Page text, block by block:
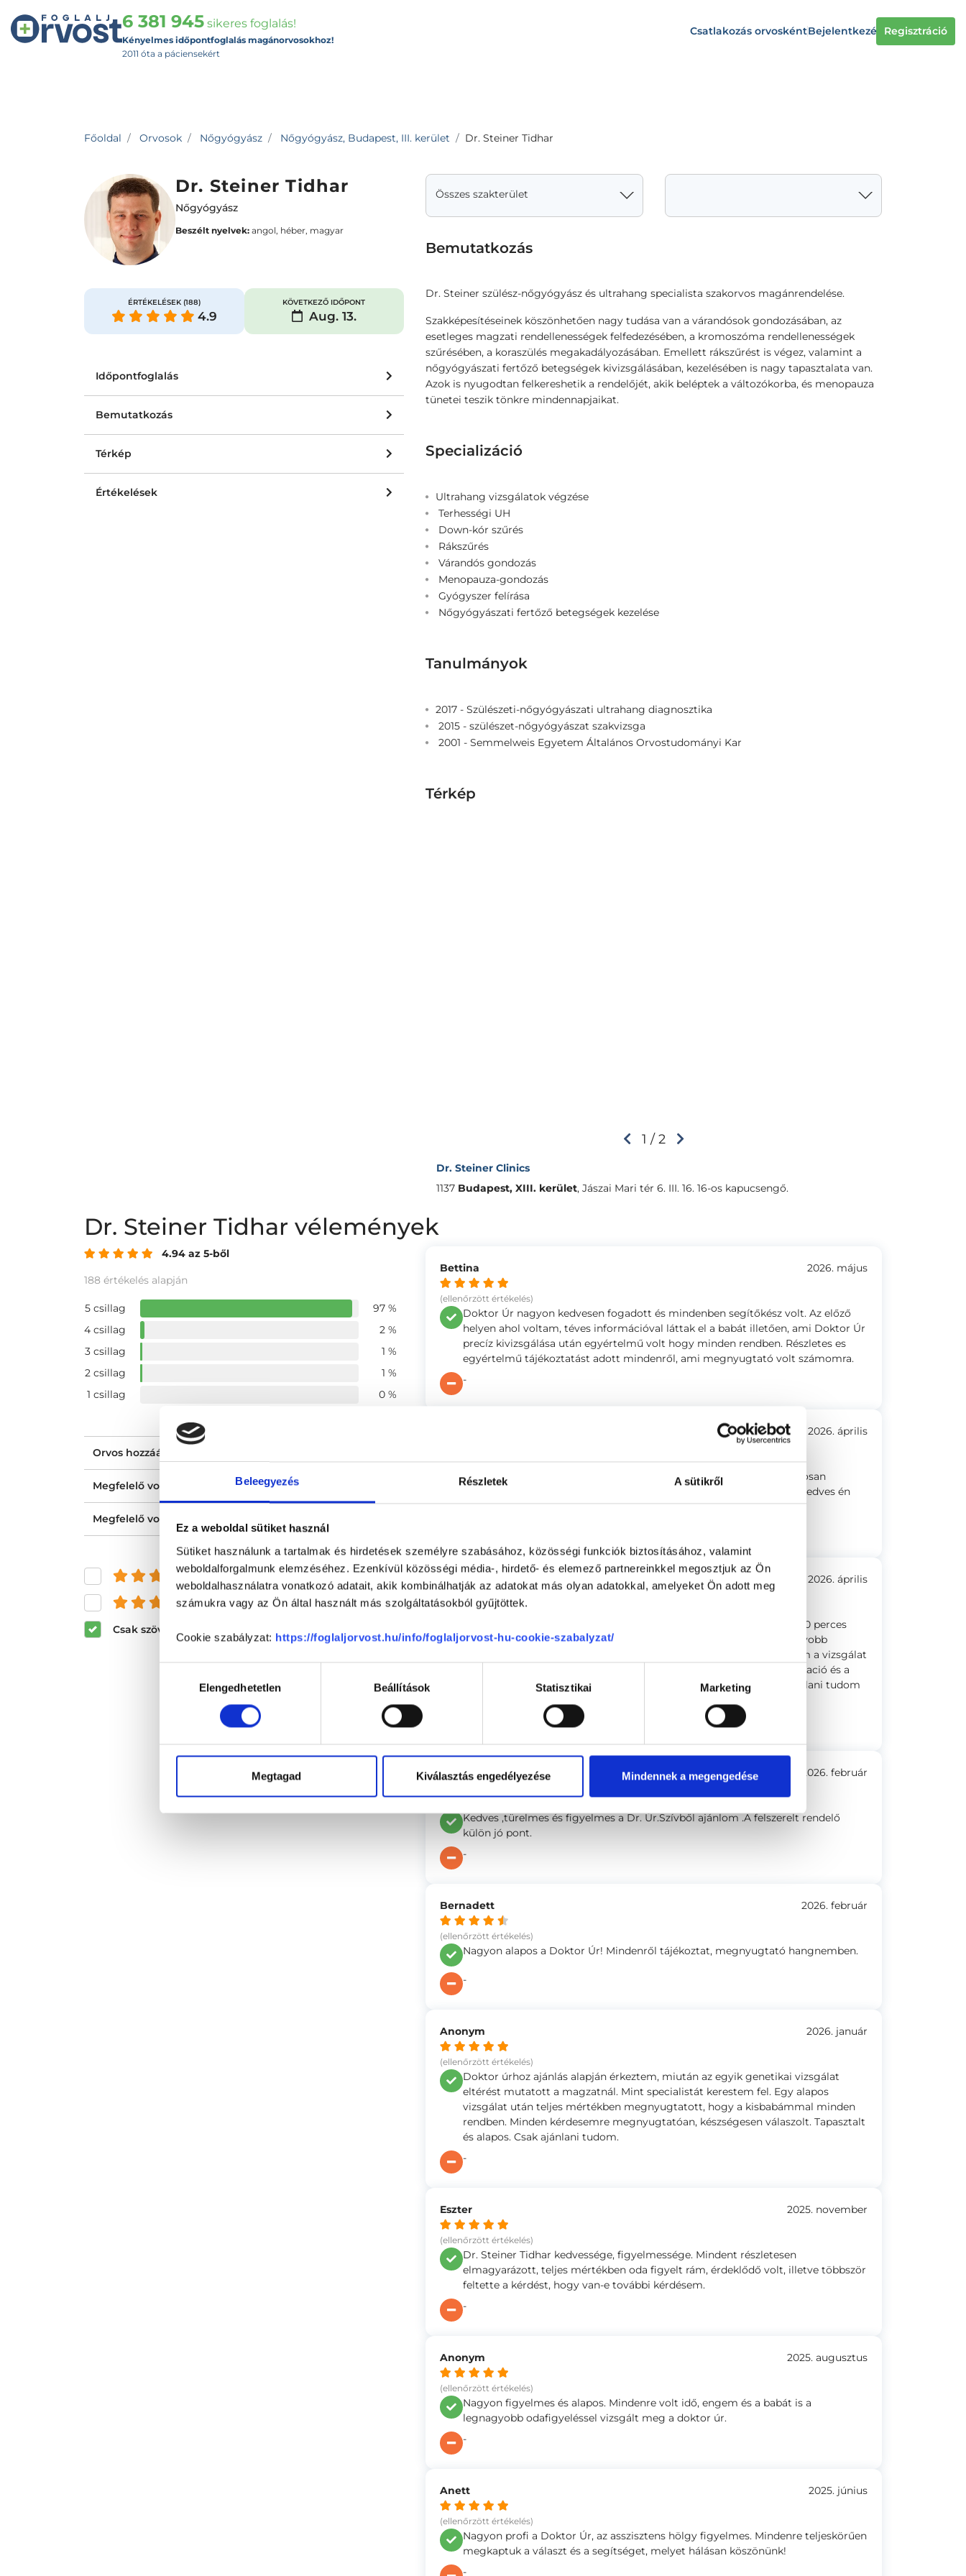
Beleegyezés Részletek A sütikről
Ez a weboldal sütiket használ
Sütiket használunk a tartalmak és hirdetések személyre szabásához, közösségi funkciók biztosításához, valamint
weboldalforgalmunk elemzéséhez. Ezenkívül közösségi média-, hirdető- és elemező partnereinkkel megosztjuk az Ön
weboldalhasználatra vonatkozó adatait, akik kombinálhatják az adatokat más olyan adatokkal, amelyeket Ön adott meg
számukra vagy az Ön által használt más szolgáltatásokból gyűjtöttek.
Cookie szabályzat: https://foglaljorvost.hu/info/foglaljorvost-hu-cookie-szabalyzat/
kiválasztásaElengedhetetlen Beállítások Statisztikai Marketing
Megtagad Kiválasztás engedélyezése Mindennek a megengedése
6 381 945 sikeres foglalás!
Kényelmes időpontfoglalás magánorvosokhoz!
2011 óta a páciensekért
Csatlakozás orvoskéntBejelentkezés Regisztráció
Főoldal Orvosok Nőgyógyász Nőgyógyász, Budapest, III. kerület Dr. Steiner Tidhar
Dr. Steiner Tidhar
Nőgyógyász
Beszélt nyelvek: angol, héber, magyar
ÉRTÉKELÉSEK (188)
4.9
KÖVETKEZŐ IDŐPONT
Aug. 13.
Időpontfoglalás
Bemutatkozás
Térkép
Értékelések
Összes szakterület
Bemutatkozás
Dr. Steiner szülész-nőgyógyász és ultrahang specialista szakorvos magánrendelése.
Szakképesítéseinek köszönhetően nagy tudása van a várandósok gondozásában, az
esetleges magzati rendellenességek felfedezésében, a kromoszóma rendellenességek
szűrésében, a koraszülés megakadályozásában. Emellett rákszűrést is végez, valamint a
nőgyógyászati fertőző betegségek kivizsgálásában, kezelésében is nagy tapasztalata van.
Azok is nyugodtan felkereshetik a rendelőjét, akik beléptek a változókorba, és menopauza
tünetei teszik tönkre mindennapjaikat.
Specializáció
Ultrahang vizsgálatok végzése
Terhességi UH
Down-kór szűrés
Rákszűrés
Várandós gondozás
Menopauza-gondozás
Gyógyszer felírása
Nőgyógyászati fertőző betegségek kezelése
Tanulmányok
2017 - Szülészeti-nőgyógyászati ultrahang diagnosztika
2015 - szülészet-nőgyógyászat szakvizsga
2001 - Semmelweis Egyetem Általános Orvostudományi Kar
Térkép
1 / 2
Dr. Steiner Clinics
1137 Budapest, XIII. kerület, Jászai Mari tér 6. III. 16. 16-os kapucsengő.
Dr. Steiner Tidhar vélemények
4.94 az 5-ből
188 értékelés alapján
5 csillag
97 %
4 csillag
2 %
3 csillag
1 %
2 csillag
1 %
1 csillag
0 %
Orvos hozzáállása, figyelmessége, kedvessége
Megfelelő volt a tájékoztatásod?
Megfelelő volt az ellátásod?
és felette
és felette
Csak szöveges értékelések megjelenítése
Bettina
(ellenőrzött értékelés)
2026. május
Doktor Úr nagyon kedvesen fogadott és mindenben segítőkész volt. Az előző
helyen ahol voltam, téves információval láttak el a babát illetően, ami Doktor Úr
precíz kivizsgálása után egyértelmű volt hogy minden rendben. Részletes es
egyértelmű tájékoztatást adott mindenről, ami megnyugtató volt számomra.
-
(ellenőrzött értékelés)
2026. április
Doktor Úr nagyon alapos, mindenről tájékoztat. Vizsgálat előtt alaposan
kikérdezett és vizsgálat közben is mindenről tájékoztatott. Nagyon kedves én
mindenkinek csak ajánlani tudom!
דורה קלרה
(ellenőrzött értékelés)
2026. április
Màr masodik várandósságomat kìsèri Dr. Steiner, rendkìvül alapos 40 perces
ultrahangot vegzett, minden testrészre külön kitèrt a lehető legnagyobb
pontossággal. Teljesen biztonságban és jó kezekben éreztem magam a vizsgálat
és az ultrahangok alatt. Online is elérhető volt az Orvos a kommunikació és a
fizetés is problémamentesen, gyorsan ès pontosan zajlott. Csak ajànlani tudom
Anonym 2026. február
Kedves ,türelmes és figyelmes a Dr. Úr.Szívből ajánlom .A felszerelt rendelő
külön jó pont.
-
Bernadett
(ellenőrzött értékelés)
2026. február
Nagyon alapos a Doktor Úr! Mindenről tájékoztat, megnyugtató hangnemben.
-
Anonym
(ellenőrzött értékelés)
2026. január
Doktor úrhoz ajánlás alapján érkeztem, miután az egyik genetikai vizsgálat
eltérést mutatott a magzatnál. Mint specialistát kerestem fel. Egy alapos
vizsgálat után teljes mértékben megnyugtatott, hogy a kisbabámmal minden
rendben. Minden kérdesemre megnyugtatóan, készségesen válaszolt. Tapasztalt
és alapos. Csak ajánlani tudom.
-
Eszter
(ellenőrzött értékelés)
2025. november
Dr. Steiner Tidhar kedvessége, figyelmessége. Mindent részletesen
elmagyarázott, teljes mértékben oda figyelt rám, érdeklődő volt, illetve többször
feltette a kérdést, hogy van-e további kérdésem.
-
Anonym
(ellenőrzött értékelés)
2025. augusztus
Nagyon figyelmes és alapos. Mindenre volt idő, engem és a babát is a
legnagyobb odafigyeléssel vizsgált meg a doktor úr.
-
Anett
(ellenőrzött értékelés)
2025. június
Nagyon profi a Doktor Úr, az asszisztens hölgy figyelmes. Mindenre teljeskörűen
megkaptuk a választ és a segítséget, melyet hálásan köszönünk!
-